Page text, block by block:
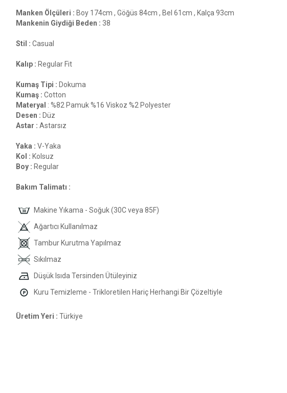
Manken Ölçüleri : Boy 174cm , Göğüs 84cm , Bel 61cm , Kalça 93cm
Mankenin Giydiği Beden : 38
Stil : Casual
Kalıp : Regular Fit
Kumaş Tipi : Dokuma
Kumaş : Cotton
Materyal : %82 Pamuk %16 Viskoz %2 Polyester
Desen : Düz
Astar : Astarsız
Yaka : V-Yaka
Kol : Kolsuz
Boy : Regular
Bakım Talimatı :
Makine Yıkama - Soğuk (30C veya 85F)
Ağartıcı Kullanılmaz
Tambur Kurutma Yapılmaz
Sıkılmaz
Düşük Isıda Tersinden Ütüleyiniz
Kuru Temizleme - Trikloretilen Hariç Herhangi Bir Çözeltiyle
Üretim Yeri : Türkiye